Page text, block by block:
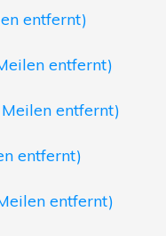
entfernt)
entfernt)
entfernt)
entfernt)
entfernt)